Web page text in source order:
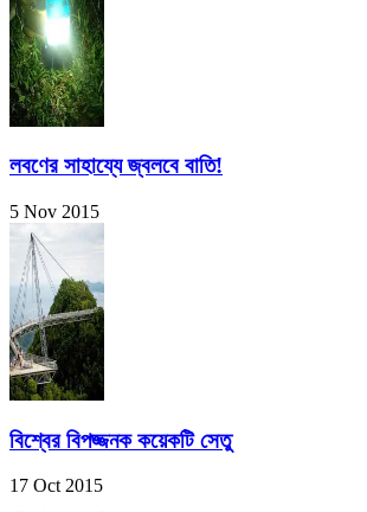
লবণের সাহায্যে জ্বলবে বাতি!
5 Nov 2015
বিশ্বের বিপজ্জনক কয়েকটি সেতু
17 Oct 2015